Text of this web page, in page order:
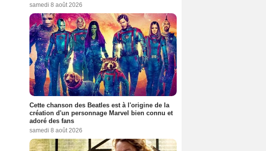
samedi 8 août 2026
Cette chanson des Beatles est à l'origine de la
création d'un personnage Marvel bien connu et
adoré des fans
samedi 8 août 2026